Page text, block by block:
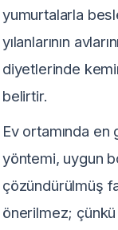
yumurtalarla
yılanlarının
diyetlerinde
belirtir.
Ev ortamında
yöntemi, uygun
çözündürülmüş
önerilmez; çünkü